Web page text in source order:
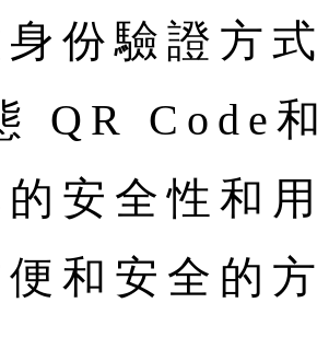
份驗證方
QR Code
安全性和
和安全的方